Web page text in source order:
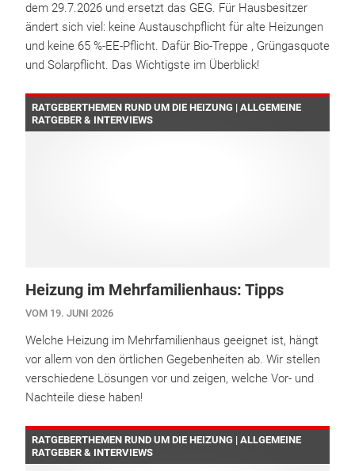
dem 29.7.2026 und ersetzt das GEG. Für Hausbesitzer
ändert sich viel: keine Austauschpflicht für alte Heizungen
und keine 65 %-EE-Pflicht. Dafür Bio-Treppe , Grüngasquote
und Solarpflicht. Das Wichtigste im Überblick!
RATGEBERTHEMEN RUND UM DIE HEIZUNG | ALLGEMEINE
RATGEBER & INTERVIEWS
Heizung im Mehrfamilienhaus: Tipps
VOM 19. JUNI 2026
Welche Heizung im Mehrfamilienhaus geeignet ist, hängt
vor allem von den örtlichen Gegebenheiten ab. Wir stellen
verschiedene Lösungen vor und zeigen, welche Vor- und
Nachteile diese haben!
RATGEBERTHEMEN RUND UM DIE HEIZUNG | ALLGEMEINE
RATGEBER & INTERVIEWS